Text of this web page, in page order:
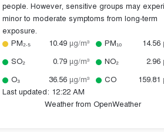
people. However, sensitive groups may
minor to moderate symptoms from long-term
exposure.
PM₂.₅
10.49 µg/m³ PM₁₀ 14.56
SO₂
0.79 µg/m³ NO₂ 2.96
O₃
36.56 µg/m³ CO 159.81
Last updated: 12:22 AM
Weather from OpenWeather